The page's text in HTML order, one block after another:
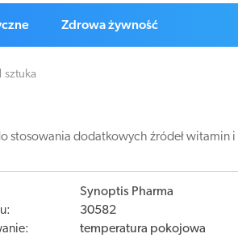
Zdrowa żywność
sztuka
dodatkowych źródeł witamin i
Synoptis Pharma
30582
temperatura pokojowa